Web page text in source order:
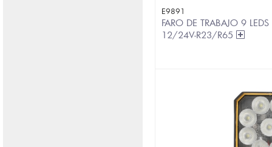
E9891
FARO DE TRABAJO 9
12/24V-R23/R65